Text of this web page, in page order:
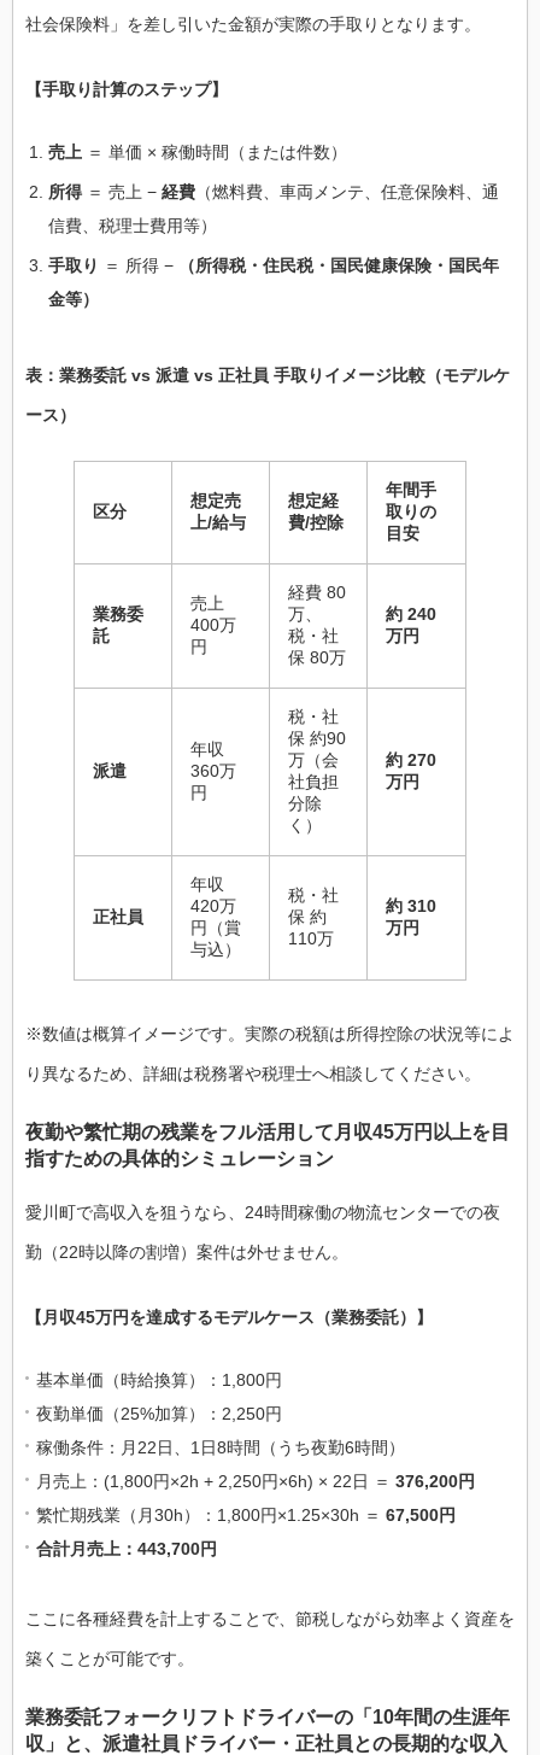
社会保険料」を差し引いた金額が実際の手取りとなります。
【手取り計算のステップ】
売上 ＝ 単価 × 稼働時間（または件数）
所得 ＝ 売上 − 経費 （燃料費、車両メンテ、任意保険料、通
信費、税理士費用等）
手取り ＝ 所得 −
（所得税・住民税・国民健康保険・国民年
金等）
表：業務委託 vs 派遣 vs 正社員 手取りイメージ比較（モデルケ
ース）
区分
想定売
上/給与
想定経
費/控除
年間手
取りの
目安
業務委
託
売上
400万
円
経費 80
万、
税・社
保 80万
約 240
万円
派遣
年収
360万
円
税・社
保 約90
万（会
社負担
分除
く）
約 270
万円
正社員
年収
420万
円（賞
与込）
税・社
保 約
110万
約 310
万円
※数値は概算イメージです。実際の税額は所得控除の状況等によ
り異なるため、詳細は税務署や税理士へ相談してください。
夜勤や繁忙期の残業をフル活用して月収45万円以上を目
指すための具体的シミュレーション
愛川町で高収入を狙うなら、24時間稼働の物流センターでの夜
勤（22時以降の割増）案件は外せません。
【月収45万円を達成するモデルケース（業務委託）】
基本単価（時給換算）：1,800円
夜勤単価（25%加算）：2,250円
稼働条件：月22日、1日8時間（うち夜勤6時間）
月売上：(1,800円×2h + 2,250円×6h) × 22日 ＝ 376,200円
繁忙期残業（月30h）：1,800円×1.25×30h ＝ 67,500円
合計月売上：443,700円
ここに各種経費を計上することで、節税しながら効率よく資産を
築くことが可能です。
業務委託フォークリフトドライバーの「10年間の生涯年
収」と、派遣社員ドライバー・正社員との長期的な収入